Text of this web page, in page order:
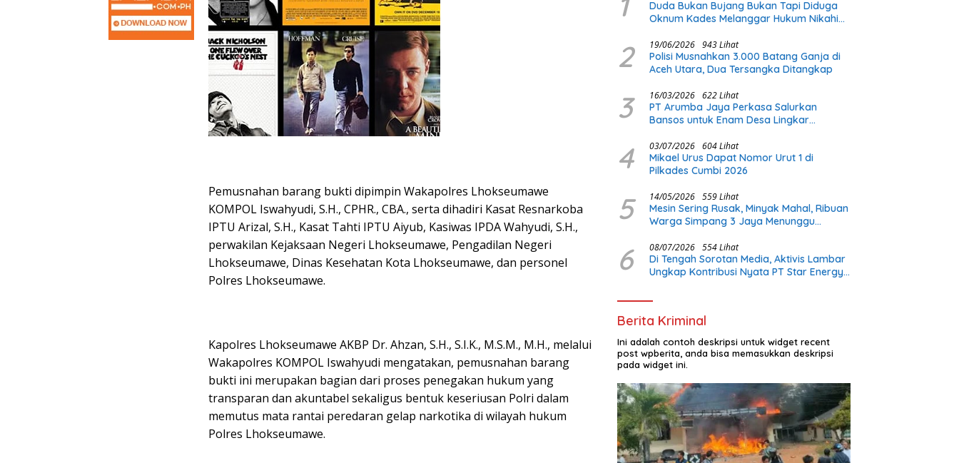
Pemusnahan barang bukti dipimpin Wakapolres Lhokseumawe
KOMPOL Iswahyudi, S.H., CPHR., CBA., serta dihadiri Kasat Resnarkoba
IPTU Arizal, S.H., Kasat Tahti IPTU Aiyub, Kasiwas IPDA Wahyudi, S.H.,
perwakilan Kejaksaan Negeri Lhokseumawe, Pengadilan Negeri
Lhokseumawe, Dinas Kesehatan Kota Lhokseumawe, dan personel
Polres Lhokseumawe.
Kapolres Lhokseumawe AKBP Dr. Ahzan, S.H., S.I.K., M.S.M., M.H., melalui
Wakapolres KOMPOL Iswahyudi mengatakan, pemusnahan barang
bukti ini merupakan bagian dari proses penegakan hukum yang
transparan dan akuntabel sekaligus bentuk keseriusan Polri dalam
memutus mata rantai peredaran gelap narkotika di wilayah hukum
Polres Lhokseumawe.
Duda Bukan Bujang Bukan Tapi Diduga
Oknum Kades Melanggar Hukum Nikahi
2 19/06/2026 943 Lihat
Polisi Musnahkan 3.000 Batang Ganja di
Aceh Utara, Dua Tersangka Ditangkap
3 16/03/2026 622 Lihat
PT Arumba Jaya Perkasa Salurkan
Bansos untuk Enam Desa Lingkar
4 03/07/2026 604 Lihat
Mikael Urus Dapat Nomor Urut 1 di
Pilkades Cumbi 2026
5 14/05/2026 559 Lihat
Mesin Sering Rusak, Minyak Mahal, Ribuan
Warga Simpang 3 Jaya Menunggu
6 08/07/2026 554 Lihat
Di Tengah Sorotan Media, Aktivis Lambar
Ungkap Kontribusi Nyata PT Star Energy:
Infrastruktur Lokal
Berita Kriminal
Ini adalah contoh deskripsi untuk widget recent
post wpberita, anda bisa memasukkan deskripsi
pada widget ini.